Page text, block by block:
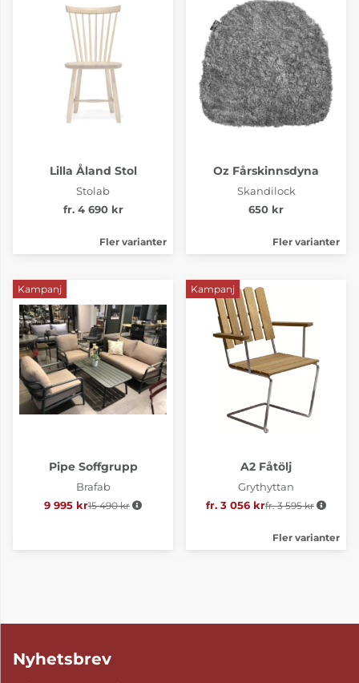
Lilla Åland Stol
Stolab
fr. 4 690 kr
Fler varianter
Oz Fårskinnsdyna
Skandilock
650 kr
Fler varianter
Kampanj
Pipe Soffgrupp
Brafab
9 995 kr Ordinarie pris:
15 490 kr
Kampanj
A2 Fåtölj
Grythyttan
fr. 3 056 krOrdinarie pris:
fr. 3 595 kr
Fler varianter
Nyhetsbrev